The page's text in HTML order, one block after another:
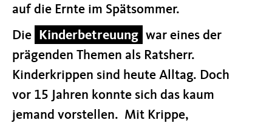
auf die Ernte im Spätsommer.
Die
Kinderbetreuung war eines der
prägenden The­men als Ratsherr.
Kinderkrippen sind heute Alltag. Doch
vor 15 Jahren konnte sich das kaum
jemand vorstel­len. Mit Krip­pe,